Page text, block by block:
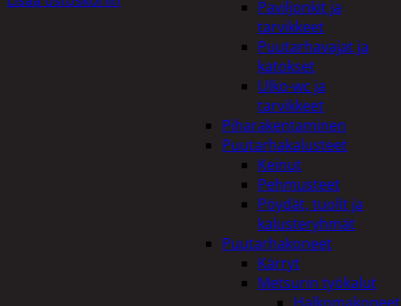
Paviljonkit ja
tarvikkeet
Puutarhavajat ja
katokset
Ulko-wc ja
tarvikkeet
Piharakentaminen
Puutarhakalusteet
Keinut
Pehmusteet
Pöydät, tuolit ja
kalusteryhmät
Puutarhakoneet
Kärryt
Metsurin työkalut